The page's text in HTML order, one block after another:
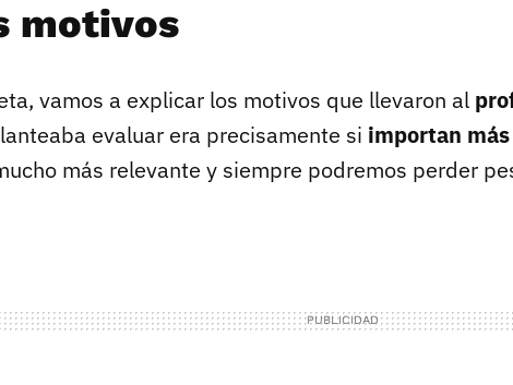
motivos
vamos a explicar los motivos que llevaron al
evaluar era precisamente si importan
más relevante y siempre podremos perder